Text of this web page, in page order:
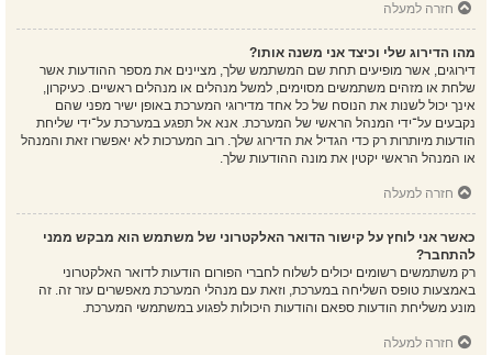
חזרה למעלה
מהו הדירוג שלי וכיצד אני משנה אותו?
דירוגים, אשר מופיעים תחת שם המשתמש שלך, מציינים את מספר ההודעות אשר
שלחת או מזהים משתמשים מסוימים, למשל מנהלים או מנהלים ראשיים. כעיקרון,
אינך יכול לשנות את הנוסח של כל אחד מדירוגי המערכת באופן ישיר מפני שהם
נקבעים על־ידי המנהל הראשי של המערכת. אנא אל תפגע במערכת על־ידי שליחת
הודעות מיותרות רק כדי הגדיל את הדירוג שלך. רוב המערכות לא יאפשרו זאת והמנהל
או המנהל הראשי יקטין את מונה ההודעות שלך.
חזרה למעלה
כאשר אני לוחץ על קישור הדואר האלקטרוני של משתמש הוא מבקש ממני
להתחבר?
רק משתמשים רשומים יכולים לשלוח לחברי הפורום הודעות לדואר האלקטרוני
באמצעות טופס השליחה במערכת, וזאת עם מנהלי המערכת מאפשרים עזר זה. זה
מונע משליחת הודעות ספאם והודעות היכולות לפגוע במשתמשי המערכת.
חזרה למעלה